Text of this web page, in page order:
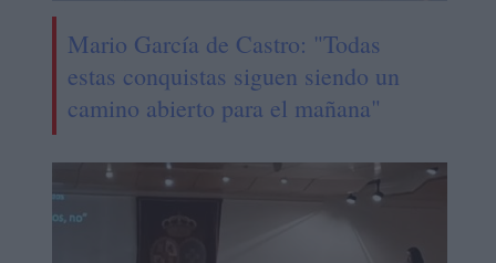
Mario García de Castro: "Todas
estas conquistas siguen siendo un
camino abierto para el mañana"